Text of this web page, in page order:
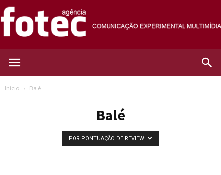
Fotec
Início Balé
Balé
POR PONTUAÇÃO DE REVIEW